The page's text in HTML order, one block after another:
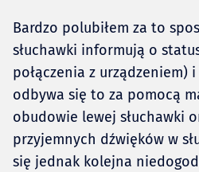
Bardzo polubiłem za to
słuchawki informują o
połączenia z urządzeniem)
odbywa się to za pomocą
obudowie lewej słuchawki
przyjemnych dźwięków w
się jednak kolejna